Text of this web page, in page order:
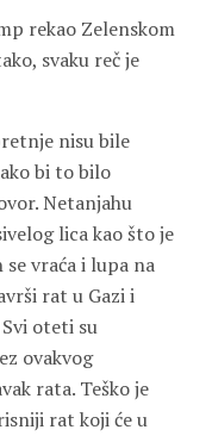
rekao Zelenskom
svaku reč je
nisu bile
bi to bilo
Netanjahu
lica kao što je
vraća i lupa na
rat u Gazi i
oteti su
ovakvog
rata. Teško je
rat koji će u